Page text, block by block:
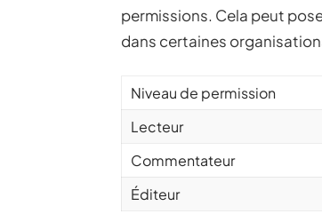
permissions. Cela peut
dans certaines
Niveau de permission
Lecteur
Commentateur
Éditeur